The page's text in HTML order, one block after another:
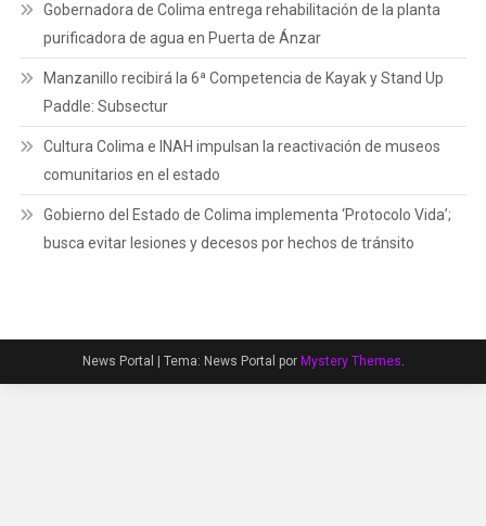
Gobernadora de Colima entrega rehabilitación de la planta
purificadora de agua en Puerta de Ánzar
Manzanillo recibirá la 6ª Competencia de Kayak y Stand Up
Paddle: Subsectur
Cultura Colima e INAH impulsan la reactivación de museos
comunitarios en el estado
Gobierno del Estado de Colima implementa ‘Protocolo Vida’;
busca evitar lesiones y decesos por hechos de tránsito
News Portal Tema: News Portal por Mystery Themes.